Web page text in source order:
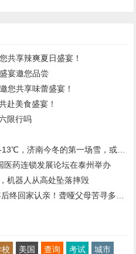
共享辣爽夏日盛宴！
宴邀您品尝
您共享味蕾盛宴！
赴美食盛宴！
限行吗
今冬的第一场雪，或跟去年同一时间！
医药连锁发展论坛在泰州举办
机器人从高处坠落摔毁
哑父母苦寻多年，母亲已抱憾离世丨红星寻人
校 美国 查询 考试 城市